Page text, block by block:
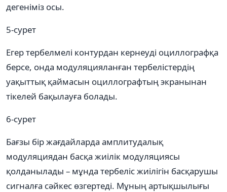
дегеніміз осы.
5-сурет
Егер тербелмелі контурдан кернеуді оциллографқа
берсе, онда модуляцияланған тербелістердің
уақыттық қаймасын оциллографтың экранынан
тікелей бақылауға болады.
6-сурет
Бағзы бір жағдайларда амплитудалық
модуляциядан басқа жиілік модуляциясы
қолданылады – мұнда тербеліс жиілігін басқарушы
сигналға сәйкес өзгертеді. Мұның артықшылығы